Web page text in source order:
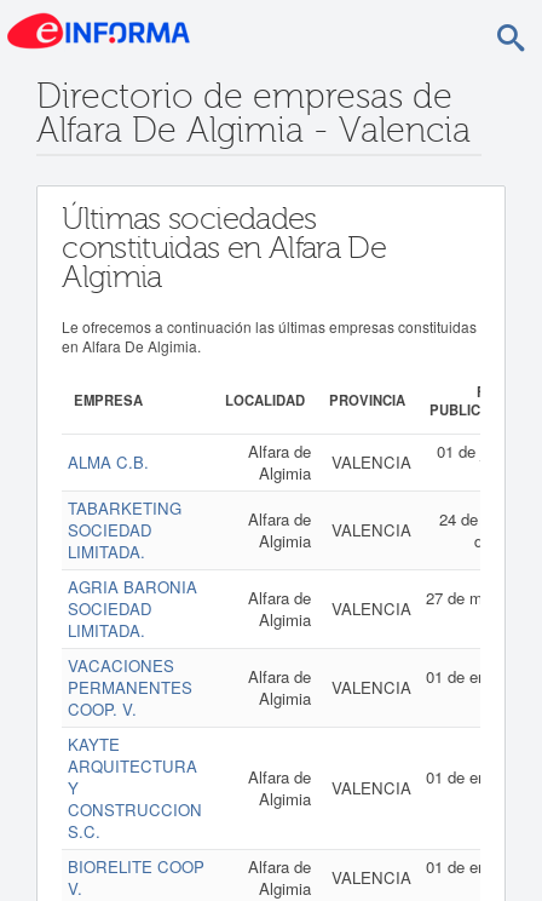
Directorio de empresas de
Alfara De Algimia - Valencia
Últimas sociedades
constituidas en Alfara De
Algimia
Le ofrecemos a continuación las últimas empresas constituidas
en Alfara De Algimia.
EMPRESA LOCALIDAD PROVINCIA
FECHA
PUBLICACIÓN
ALMA C.B.
Alfara de
Algimia
VALENCIA
01 de julio de
TABARKETING
SOCIEDAD
LIMITADA.
Alfara de
Algimia
VALENCIA
24 de agosto
de 2022
AGRIA BARONIA
SOCIEDAD
LIMITADA.
Alfara de
Algimia
VALENCIA
27 de mayo de
VACACIONES
PERMANENTES
COOP. V.
Alfara de
Algimia
VALENCIA
01 de enero de
KAYTE
ARQUITECTURA
Y
CONSTRUCCION
S.C.
Alfara de
Algimia
VALENCIA
01 de enero de
BIORELITE COOP
V.
Alfara de
Algimia
VALENCIA
01 de enero de